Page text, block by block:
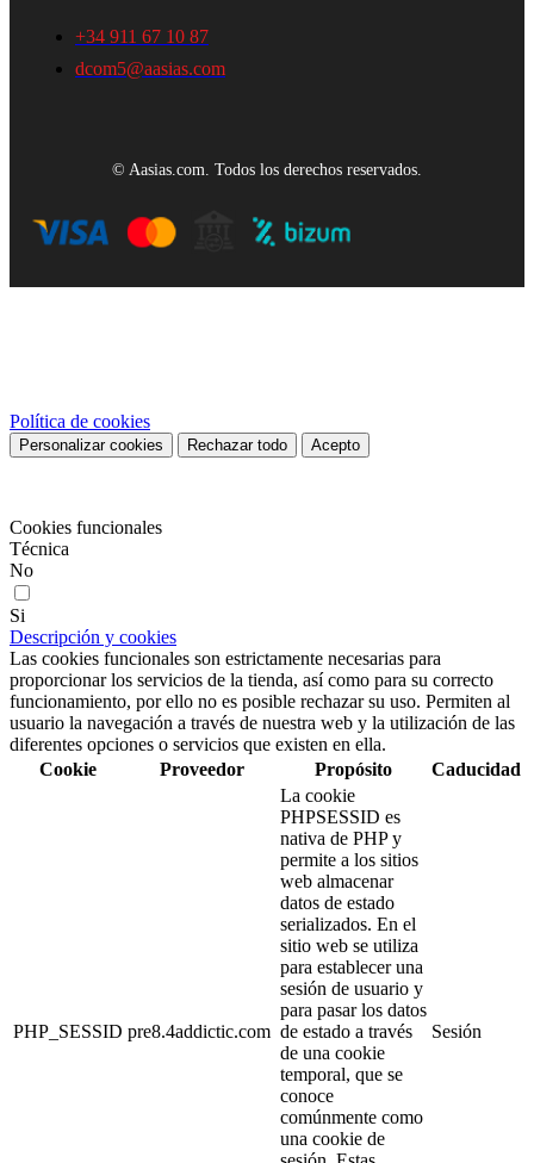
+34 911 67 10 87
dcom5@aasias.com
© Aasias.com. Todos los derechos reservados.
Política de cookies
Personalizar cookies Rechazar todo Acepto
Cookies funcionales
Técnica
No
Si
Descripción y cookies
Las cookies funcionales son estrictamente necesarias para
proporcionar los servicios de la tienda, así como para su correcto
funcionamiento, por ello no es posible rechazar su uso. Permiten al
usuario la navegación a través de nuestra web y la utilización de las
diferentes opciones o servicios que existen en ella.
Cookie
Proveedor Propósito Caducidad
PHP_SESSID pre8.4addictic.com
La cookie
PHPSESSID es
nativa de PHP y
permite a los sitios
web almacenar
datos de estado
serializados. En el
sitio web se utiliza
para establecer una
sesión de usuario y
para pasar los datos
de estado a través
de una cookie
temporal, que se
conoce
comúnmente como
una cookie de
Sesión